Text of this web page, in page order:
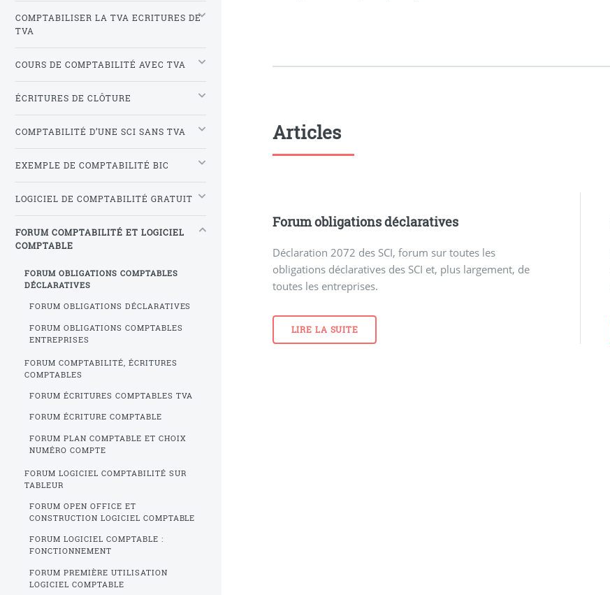
Articles
Forum obligations déclaratives
Déclaration 2072 des SCI, forum sur toutes les
obligations déclaratives des SCI et, plus largement, de
toutes les entreprises.
LIRE LA SUITE
COMPTABILISER LA TVA ECRITURES DE
TVA
COURS DE COMPTABILITÉ AVEC TVA
ÉCRITURES DE CLÔTURE
COMPTABILITÉ D’UNE SCI SANS TVA
EXEMPLE DE COMPTABILITÉ BIC
LOGICIEL DE COMPTABILITÉ GRATUIT
FORUM COMPTABILITÉ ET LOGICIEL
COMPTABLE
FORUM OBLIGATIONS COMPTABLES
DÉCLARATIVES
FORUM OBLIGATIONS DÉCLARATIVES
FORUM OBLIGATIONS COMPTABLES
ENTREPRISES
FORUM COMPTABILITÉ, ÉCRITURES
COMPTABLES
FORUM ÉCRITURES COMPTABLES TVA
FORUM ÉCRITURE COMPTABLE
FORUM PLAN COMPTABLE ET CHOIX
NUMÉRO COMPTE
FORUM LOGICIEL COMPTABILITÉ SUR
TABLEUR
FORUM OPEN OFFICE ET
CONSTRUCTION LOGICIEL COMPTABLE
FORUM LOGICIEL COMPTABLE :
FONCTIONNEMENT
FORUM PREMIÈRE UTILISATION
LOGICIEL COMPTABLE